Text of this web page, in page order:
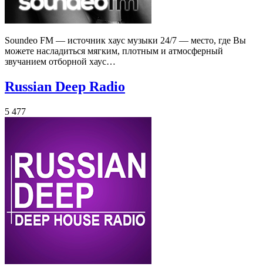
Soundeo FM — источник хаус музыки 24/7 — место, где Вы
можете насладиться мягким, плотным и атмосферный
звучанием отборной хаус…
Russian Deep Radio
5 477